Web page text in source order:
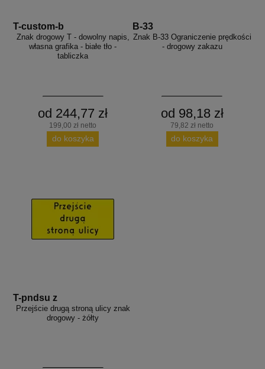
T-custom-b
Znak drogowy T - dowolny napis,
własna grafika - białe tło -
tabliczka
od 244,77 zł
199,00 zł netto
do koszyka
B-33
Znak B-33 Ograniczenie prędkości
- drogowy zakazu
od 98,18 zł
79,82 zł netto
do koszyka
T-pndsu z
Przejście drugą stroną ulicy znak
drogowy - żółty